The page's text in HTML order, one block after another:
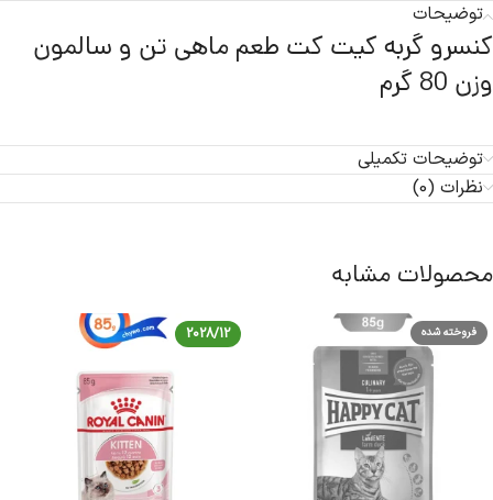
توضیحات
کنسرو گربه کیت کت طعم ماهی تن و سالمون
وزن 80 گرم
توضیحات تکمیلی
نظرات (0)
محصولات مشابه
فروخته شده 2028/12